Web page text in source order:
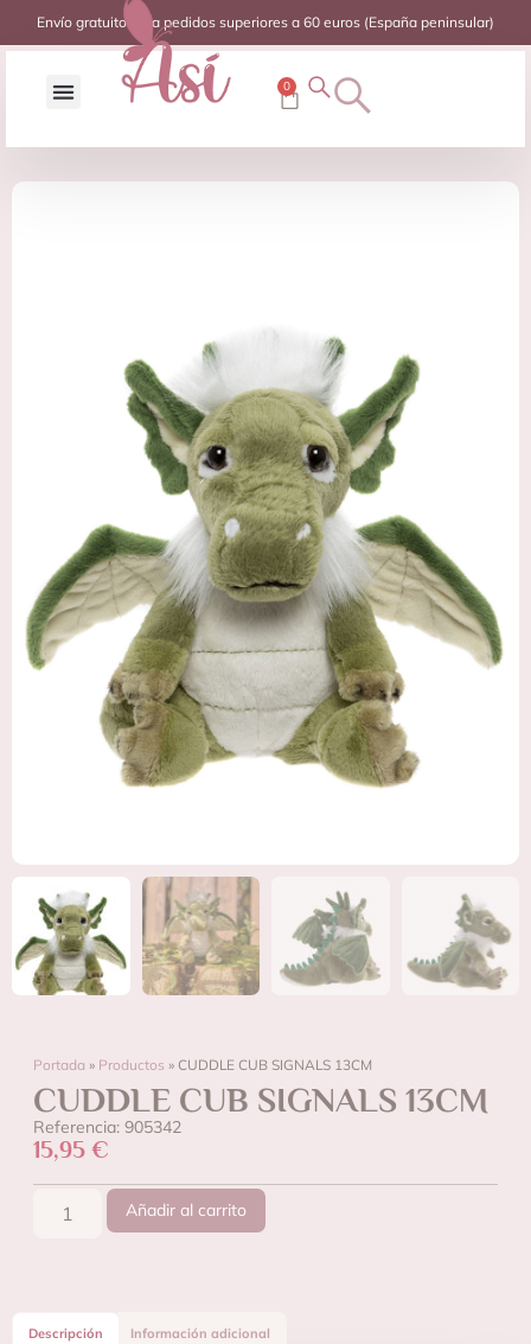
Envío gratuito para pedidos superiores a 60 euros (España peninsular)
0
Portada » Productos » CUDDLE CUB SIGNALS 13CM
CUDDLE CUB SIGNALS 13CM
Referencia: 905342
15,95 €
Añadir al carrito
Descripción Información adicional